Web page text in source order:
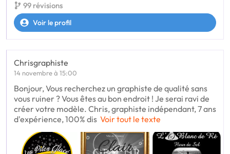
99 révisions
Voir le profil
Chrisgraphiste
14 novembre à 15:00
Bonjour, Vous recherchez un graphiste de qualité sans
vous ruiner ? Vous êtes au bon endroit ! Je serai ravi de
créer votre modèle. Chris, graphiste indépendant, 7 ans
d'expérience, 100% dis Voir tout le texte